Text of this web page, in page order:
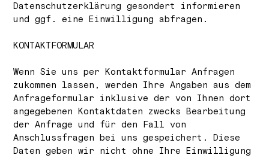
Datenschutzerklärung gesondert informieren
und ggf. eine Einwilligung abfragen.
KONTAKTFORMULAR
Wenn Sie uns per Kontaktformular Anfragen
zukommen lassen, werden Ihre Angaben aus dem
Anfrageformular inklusive der von Ihnen dort
angegebenen Kontaktdaten zwecks Bearbeitung
der Anfrage und für den Fall von
Anschlussfragen bei uns gespeichert. Diese
Daten geben wir nicht ohne Ihre Einwilligung